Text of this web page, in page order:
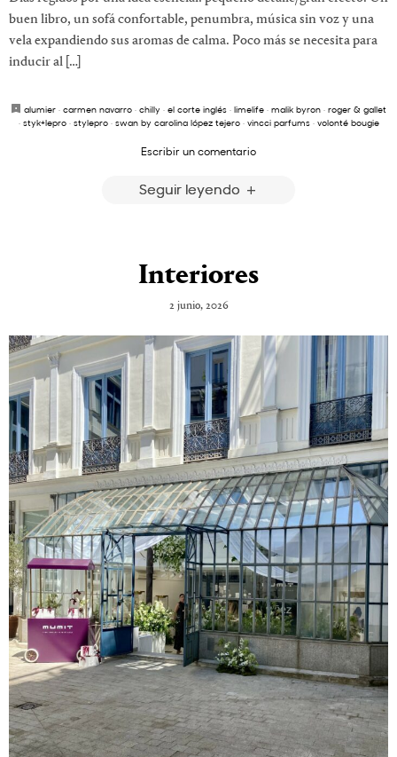
buen libro, un sofá confortable, penumbra, música sin voz y una
vela expandiendo sus aromas de calma. Poco más se necesita para
inducir al […]
alumier · carmen navarro · chilly · el corte inglés · limelife · malik byron · roger & gallet
· styk+lepro· stylepro· swan by carolina lópez tejero· vincci parfums· volonté bougie
Escribir un comentario
Seguir leyendo
Interiores
2 junio, 2026